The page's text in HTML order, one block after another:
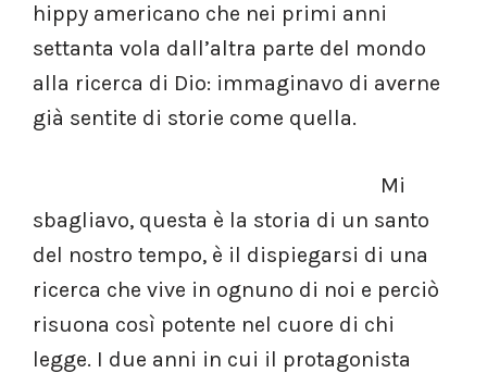
hippy americano che nei primi anni
settanta vola dall’altra parte del mondo
alla ricerca di Dio: immaginavo di averne
già sentite di storie come quella.
Mi
sbagliavo, questa è la storia di un santo
del nostro tempo, è il dispiegarsi di una
ricerca che vive in ognuno di noi e perciò
risuona così potente nel cuore di chi
legge. I due anni in cui il protagonista